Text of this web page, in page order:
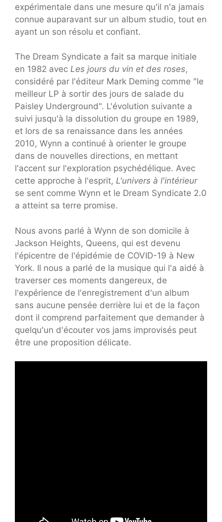
expérimentale dans une mesure qu'il n'a jamais
connue auparavant sur un album studio, tout en
ayant un son résolu et confiant.
The Dream Syndicate a fait sa marque initiale
en 1982 avec Les jours du vin et des roses,
considéré par l'éditeur Mark Deming comme "le
meilleur LP à sortir des jours de salade du
Paisley Underground". L'évolution suivante a
suivi jusqu'à la dissolution du groupe en 1989,
et lors de sa renaissance dans les années
2010, Wynn a continué à orienter le groupe
dans de nouvelles directions, en mettant
l'accent sur l'exploration psychédélique. Avec
cette approche à l'esprit, L'univers à l'intérieur
se sent comme Wynn et le Dream Syndicate 2.0
a atteint sa terre promise.
Nous avons parlé à Wynn de son domicile à
Jackson Heights, Queens, qui est devenu
l'épicentre de l'épidémie de COVID-19 à New
York. Il nous a parlé de la musique qui l'a aidé à
traverser ces moments dangereux, de
l'expérience de l'enregistrement d'un album
sans aucune pensée derrière lui et de la façon
dont il comprend parfaitement que demander à
quelqu'un d'écouter vos jams improvisés peut
être une proposition délicate.